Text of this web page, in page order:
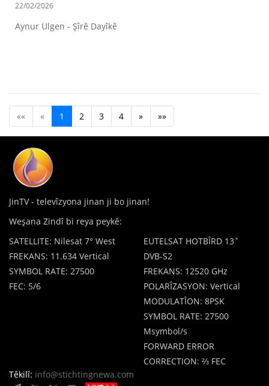
22/02/2026
Aynur Ulgen - Şîrê Dayîkê
«« « 1 2 3 4 » »»
JinTV - televîzyona jinan ji bo jinan!
Weşana Zindî bi reya peykê:
SATELLITE: Nilesat 7° West
FREKANS: 11.634 Vertical
SYMBOL RATE: 27500
FEC: 5/6
EUTELSAT HOTBÎRD 13˚
DVB-S2
FREKANS: 12520 GHz
POLARÎZASYON: Vertical
MODULATÎON: 8PSK
SYMBOL RATE: 27500
Msymbol/s
FORWARD ERROR
CORRECTION: ⅔ FEC
Têkilî: info@stichtingnewa.com